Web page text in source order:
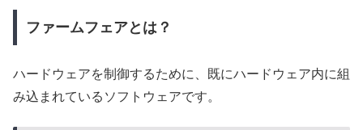
ファームフェアとは？
ハードウェアを制御するために、既にハードウェア内に組
み込まれているソフトウェアです。